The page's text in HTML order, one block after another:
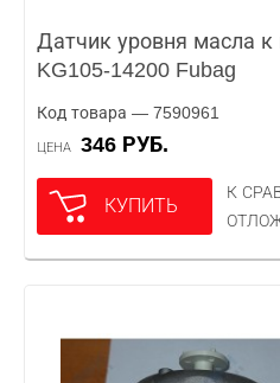
Датчик уровня масла к
KG105-14200 Fubag
Код товара — 7590961
ЦЕНА 346 РУБ.
КУПИТЬ
К